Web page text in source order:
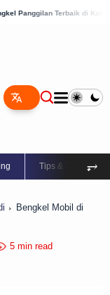
di Kabupaten Semarang,
Tips & Trik ⥅
Bengkel Mobil di
5 min read